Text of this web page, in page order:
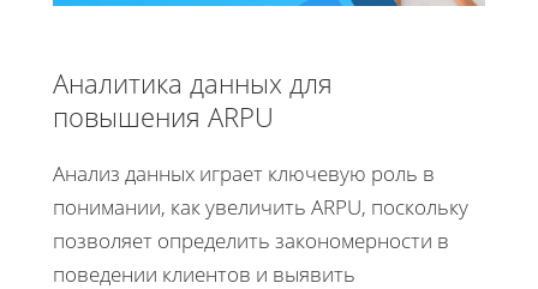
Аналитика данных для
повышения ARPU
Анализ данных играет ключевую роль в
понимании, как увеличить ARPU, поскольку
позволяет определить закономерности в
поведении клиентов и выявить